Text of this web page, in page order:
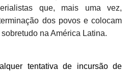
que, mais uma vez,
dos povos e colocam
na América Latina.
tentativa de incursão de